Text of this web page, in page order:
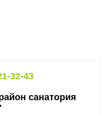
32-43
санатория